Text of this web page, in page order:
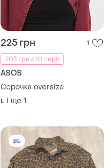
225 грн
1
203 грн з 10 серп
ASOS
Сорочка oversize
L і ще 1